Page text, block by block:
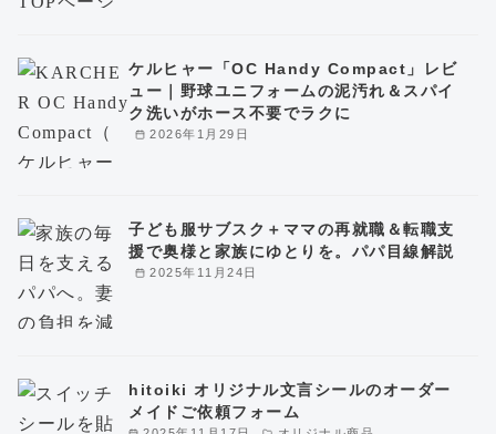
2026年1月29日
ケルヒャー「OC Handy Compact」レビ
ュー｜野球ユニフォームの泥汚れ＆スパイ
ク洗いがホース不要でラクに
2025年11月24日
子ども服サブスク＋ママの再就職＆転職支
援で奥様と家族にゆとりを。パパ目線解説
hitoiki オリジナル文言シールのオーダー
メイドご依頼フォーム